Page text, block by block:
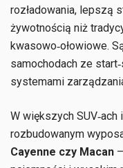
rozładowania, lepszą
żywotnością niż
kwasowo‑ołowiowe.
samochodach ze
systemami
W większych
rozbudowanym
Cayenne czy Macan